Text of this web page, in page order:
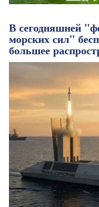
В сегодняшней
морских сил"
большее